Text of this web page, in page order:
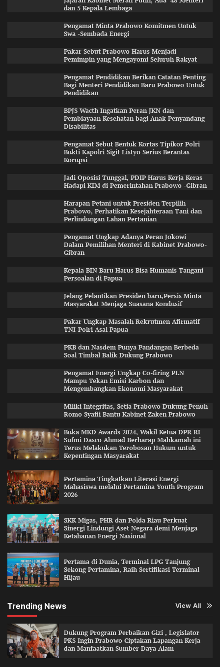
dan 5 Kepala Lembaga
Pengamat Minta Prabowo Komitmen Untuk
Swa -Sembada Energi
Pakar Sebut Prabowo Harus Menjadi
Pemimpin yang Mengayomi Seluruh Rakyat
Pengamat Pendidikan Berikan Catatan Penting
Bagi Menteri Pendidikan Baru Prabowo Untuk
Pendidikan
BPJS Wacth Ingatkan Peran JKN dan
Pembiayaan Kesehatan bagi Anak Penyandang
Disabilitas
Pengamat Sebut Bentuk Kortas Tipikor Polri
Bukti Kapolri Sigit Listyo Serius Berantas
Korupsi
Jadi Oposisi Tunggal, PDIP Harus Kerja Keras
Hadapi KIM di Pemerintahan Prabowo -Gibran
Harapan Petani untuk Presiden Terpilih
Prabowo, Perhatikan Kesejahteraan Tani dan
Perlindungan Lahan Pertanian
Pengamat Ungkap Adanya Peran Jokowi
Dalam Pemilihan Menteri di Kabinet Prabowo-
Gibran
Kepala BIN Baru Harus Bisa Humanis Tangani
Persoalan di Papua
Jelang Pelantikan Presiden baru,Persis Minta
Masyarakat Menjaga Suasana Kondusif
Pakar Ungkap Masalah Rekrutmen Afirmatif
TNI-Polri Asal Papua
PKB dan Nasdem Punya Pandangan Berbeda
Soal Timbal Balik Dukung Prabowo
Pengamat Energi Ungkap Co-firing PLN
Mampu Tekan Emisi Karbon dan
Mengembangkan Ekonomi Masyarakat
Miliki Integritas, Setia Prabowo Dukung Penuh
Romo Syafii Bantu Kabinet Zaken Prabowo
Buka MKD Awards 2024, Wakil Ketua DPR RI
Sufmi Dasco Ahmad Berharap Mahkamah ini
Terus Melakukan Terobosan Hukum untuk
Kepentingan Masyarakat
Pertamina Tingkatkan Literasi Energi
Mahasiswa melalui Pertamina Youth Program
2026
SKK Migas, PHR dan Polda Riau Perkuat
Sinergi Lindungi Aset Negara demi Menjaga
Ketahanan Energi Nasional
Pertama di Dunia, Terminal LPG Tanjung
Sekong Pertamina, Raih Sertifikasi Terminal
Hijau
Trending News View All
Dukung Program Perbaikan Gizi , Legislator
PKS Ingin Prabowo Ciptakan Lapangan Kerja
dan Manfaatkan Sumber Daya Alam